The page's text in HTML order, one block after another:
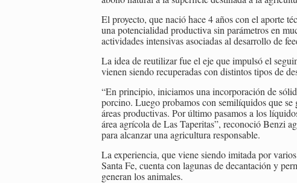
El proyecto, que nació hace 4 años con el aporte
una potencialidad productiva sin parámetros en
actividades intensivas asociadas al desarrollo de
La idea de reutilizar fue el eje que impulsó el
vienen siendo recuperadas con distintos tipos de
“En principio, iniciamos una incorporación de
porcino. Luego probamos con semilíquidos que se
áreas productivas. Por último pasamos a los
área agrícola de Las Taperitas”, reconoció Benzi
para alcanzar una agricultura responsable.
La experiencia, que viene siendo imitada por
Santa Fe, cuenta con lagunas de decantación y
generan los animales.